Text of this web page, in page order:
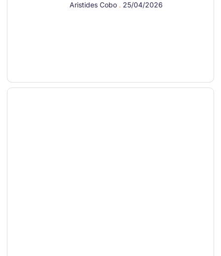
Aristides Cobo 25/04/2026